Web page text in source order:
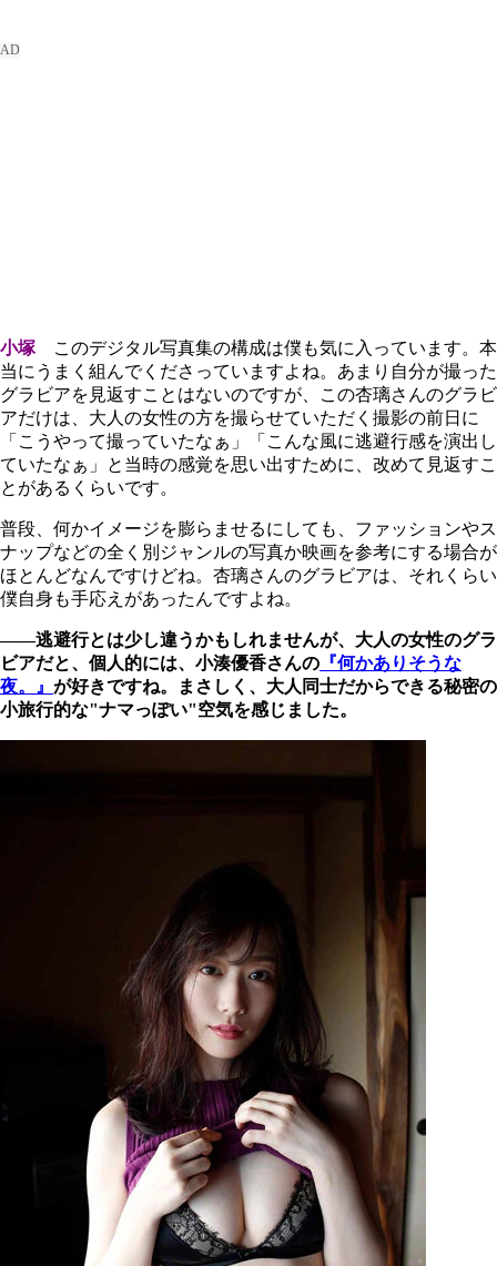
小塚このデジタル写真集の構成は僕も気に入っています。本
当にうまく組んでくださっていますよね。あまり自分が撮った
グラビアを見返すことはないのですが、この杏璃さんのグラビ
アだけは、大人の女性の方を撮らせていただく撮影の前日に
「こうやって撮っていたなぁ」「こんな風に逃避行感を演出し
ていたなぁ」と当時の感覚を思い出すために、改めて見返すこ
とがあるくらいです。
普段、何かイメージを膨らませるにしても、ファッションやス
ナップなどの全く別ジャンルの写真か映画を参考にする場合が
ほとんどなんですけどね。杏璃さんのグラビアは、それくらい
僕自身も手応えがあったんですよね。
――逃避行とは少し違うかもしれませんが、大人の女性のグラ
ビアだと、個人的には、小湊優香さんの 『何かありそうな
夜。』 が好きですね。まさしく、大人同士だからできる秘密の
小旅行的な"ナマっぽい"空気を感じました。